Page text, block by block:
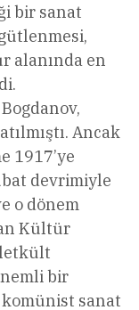
bir sanat
alanında en
Ancak
1917’ye
devrimiyle
o dönem
Kültür
bir
sanat